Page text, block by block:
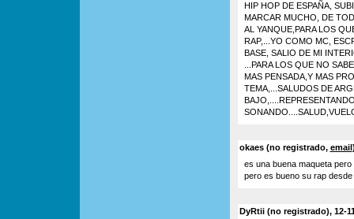
HIP HOP DE ESPAÑA,
MARCAR MUCHO, DE
AL YANQUE,PARA LOS
RAP,...YO COMO MC,
BASE, SALIO DE MI
...PARA LOS QUE NO
MAS PENSADA,Y MAS
TEMA,...SALUDOS DE
okaes (no registrado, email
es una buena maqueta
pero es bueno su rap
DyRtii (no registrado), 12-